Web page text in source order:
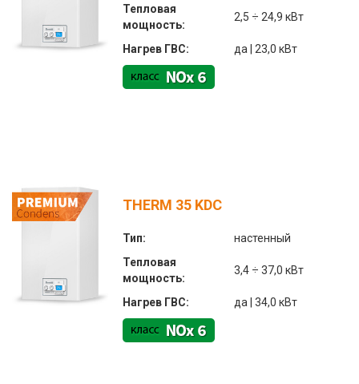
Тепловая
мощность:
2,5 ÷ 24,9 кВт
Нагрев ГВС: да | 23,0 кВт
THERM 35 KDC
Тип:
настенный
Тепловая
мощность:
3,4 ÷ 37,0 кВт
Нагрев ГВС: да | 34,0 кВт